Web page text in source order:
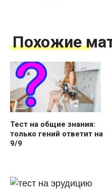
Похожие
Тест на общие знания:
только гений ответит на
9/9